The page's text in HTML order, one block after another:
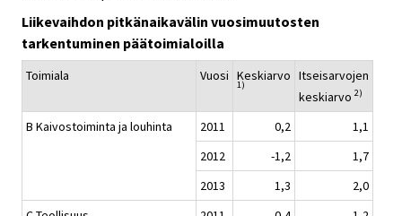
Liikevaihdon pitkänaikavälin vuosimuutosten
tarkentuminen päätoimialoilla
Toimiala Vuosi Keskiarvo
1)
Itseisarvojen
keskiarvo 2)
B Kaivostoiminta ja louhinta 2011 0,2
1,1
2012
-1,2
1,7
2013
1,3
2,0